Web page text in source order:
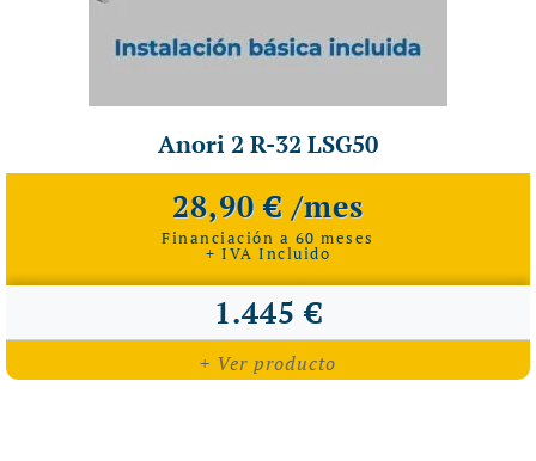
Anori 2 R-32 LSG50
28,90 € /mes
Financiación a 60 meses
+ IVA Incluido
1.445 €
+ Ver producto